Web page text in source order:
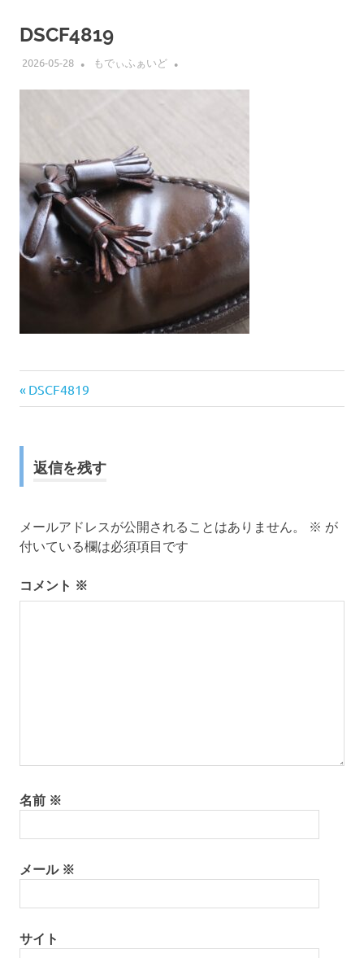
DSCF4819
2026-05-28 もでぃふぁいど
投
ナ
ゲ
シ
前
の
DSCF4819
返信を残す
メールアドレスが公開されることはありません。 ※ が
付いている欄は必須項目です
コメント ※
名前 ※
メール ※
サイト